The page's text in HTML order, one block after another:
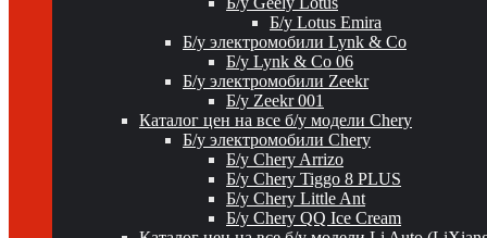
Б/у Lotus Emira
Б/у электромобили Lynk & Co
Б/у Lynk & Co 06
Б/у электромобили Zeekr
Б/у Zeekr 001
Каталог цен на все б/у модели Chery
Б/у электромобили Chery
Б/у Chery Arrizo
Б/у Chery Tiggo 8 PLUS
Б/у Chery Little Ant
Б/у Chery QQ Ice Cream